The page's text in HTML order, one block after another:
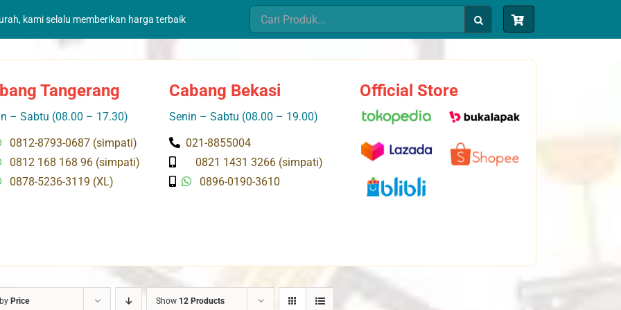
kami selalu memberikan harga terbaik
Search
for:
Tangerang
– Sabtu (08.00 – 17.30)
0812-8793-0687 (simpati)
0812 168 168 96 (simpati)
0878-5236-3119 (XL)
Cabang Bekasi
Senin – Sabtu (08.00 – 19.00)
021-8855004
0821 1431 3266 (simpati)
0896-0190-3610
Official Store
Price Show 12 Products